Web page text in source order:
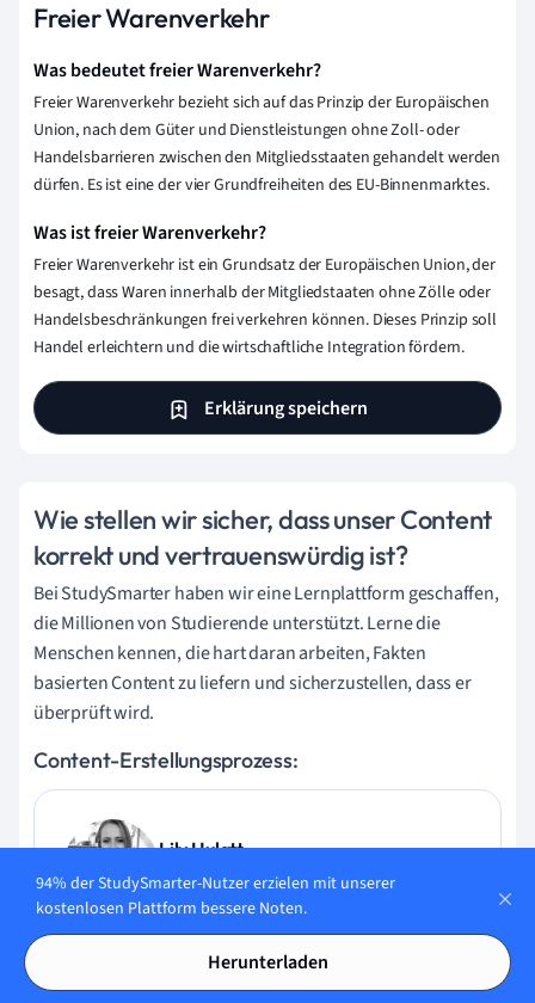
Freier Warenverkehr
Was bedeutet freier Warenverkehr?
Freier Warenverkehr bezieht sich auf das Prinzip der Europäischen
Union, nach dem Güter und Dienstleistungen ohne Zoll- oder
Handelsbarrieren zwischen den Mitgliedsstaaten gehandelt werden
dürfen. Es ist eine der vier Grundfreiheiten des EU-Binnenmarktes.
Was ist freier Warenverkehr?
Freier Warenverkehr ist ein Grundsatz der Europäischen Union, der
besagt, dass Waren innerhalb der Mitgliedstaaten ohne Zölle oder
Handelsbeschränkungen frei verkehren können. Dieses Prinzip soll
Handel erleichtern und die wirtschaftliche Integration fördern.
Erklärung speichern
Wie stellen wir sicher, dass unser Content
korrekt und vertrauenswürdig ist?
Bei StudySmarter haben wir eine Lernplattform geschaffen,
die Millionen von Studierende unterstützt. Lerne die
Menschen kennen, die hart daran arbeiten, Fakten
basierten Content zu liefern und sicherzustellen, dass er
überprüft wird.
Content-Erstellungsprozess:
Lily Hulatt
Digital Content Specialist
Lily Hulatt ist Digital Content Specialist mit über drei
Jahren Erfahrung in Content-Strategie und Curriculum-
Design. Sie hat 2022 ihren Doktortitel in Englischer Literatur
94% der StudySmarter-Nutzer erzielen mit unserer
kostenlosen Plattform bessere Noten.
Herunterladen